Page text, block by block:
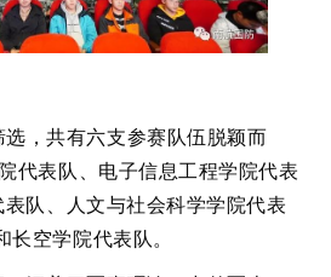
，共有六支参赛队伍脱颖而
代表队、电子信息工程学院代表
队、人文与社会科学学院代表
长空学院代表队。